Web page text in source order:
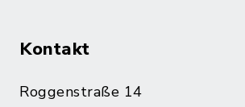
Kontakt
Roggenstraße 14